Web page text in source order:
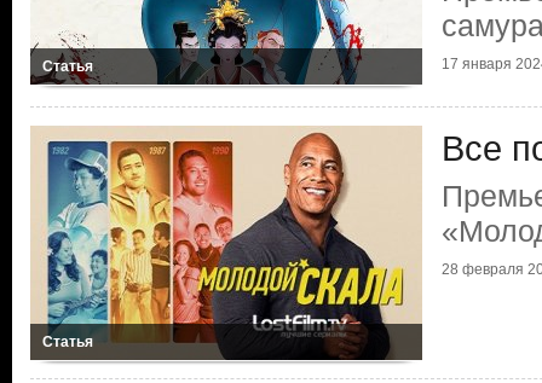
Статья 17 января
Статья
Все
28 февраля